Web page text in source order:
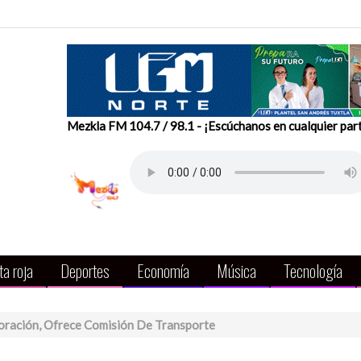
Mezkla FM 104.7 / 98.1 - ¡Escúchanos en cualquier
roja Deportes Economía Música Tecnología
Ofrece Comisión De Transporte